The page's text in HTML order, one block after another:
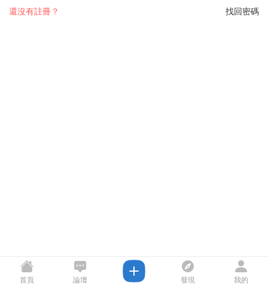
找回密碼
還沒有註冊？
首頁 論壇 發現 我的